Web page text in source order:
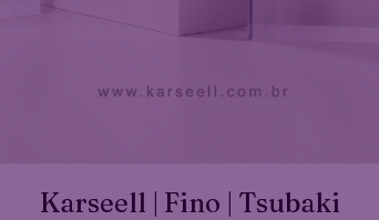
Karseell | Fino | Tsubaki